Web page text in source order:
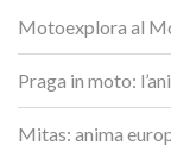
Motoexplora al
Praga in moto:
Mitas: anima